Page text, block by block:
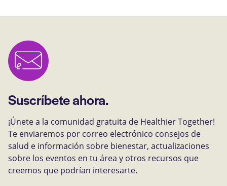
Suscríbete ahora.
¡Únete a la comunidad gratuita de Healthier Together!
Te enviaremos por correo electrónico consejos de
salud e información sobre bienestar, actualizaciones
sobre los eventos en tu área y otros recursos que
creemos que podrían interesarte.